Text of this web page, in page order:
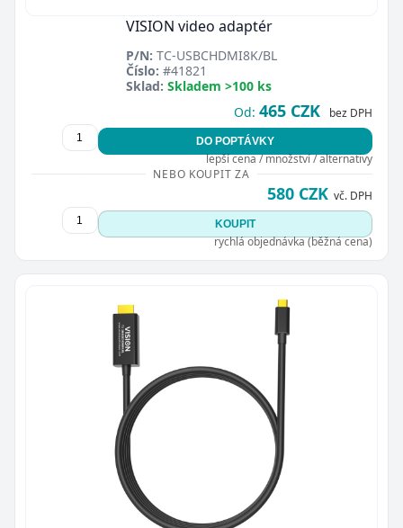
VISION video adaptér
P/N: TC-USBCHDMI8K/BL
Číslo: #41821
Sklad: Skladem >100 ks
Od: 465 CZK bez DPH
DO POPTÁVKY
lepší cena / množství / alternativy
NEBO KOUPIT ZA
580 CZK vč. DPH
KOUPIT
rychlá objednávka (běžná cena)